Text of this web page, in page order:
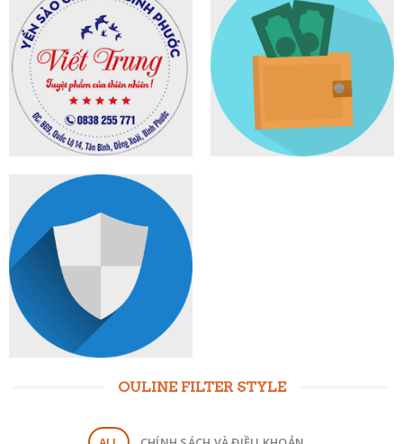
OULINE FILTER STYLE